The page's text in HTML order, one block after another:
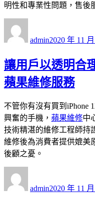
明性和專業性問題，售後
admin佈
期:
2020 年 11
讓用戶以透明合
蘋果維修服務
不管你有沒有買到iPhone
興奮的手機， 蘋果維修中
技術精湛的維修工程師持
維修後為消費者提供媲美
後顧之憂。
者
admin佈
2020 年 11 月